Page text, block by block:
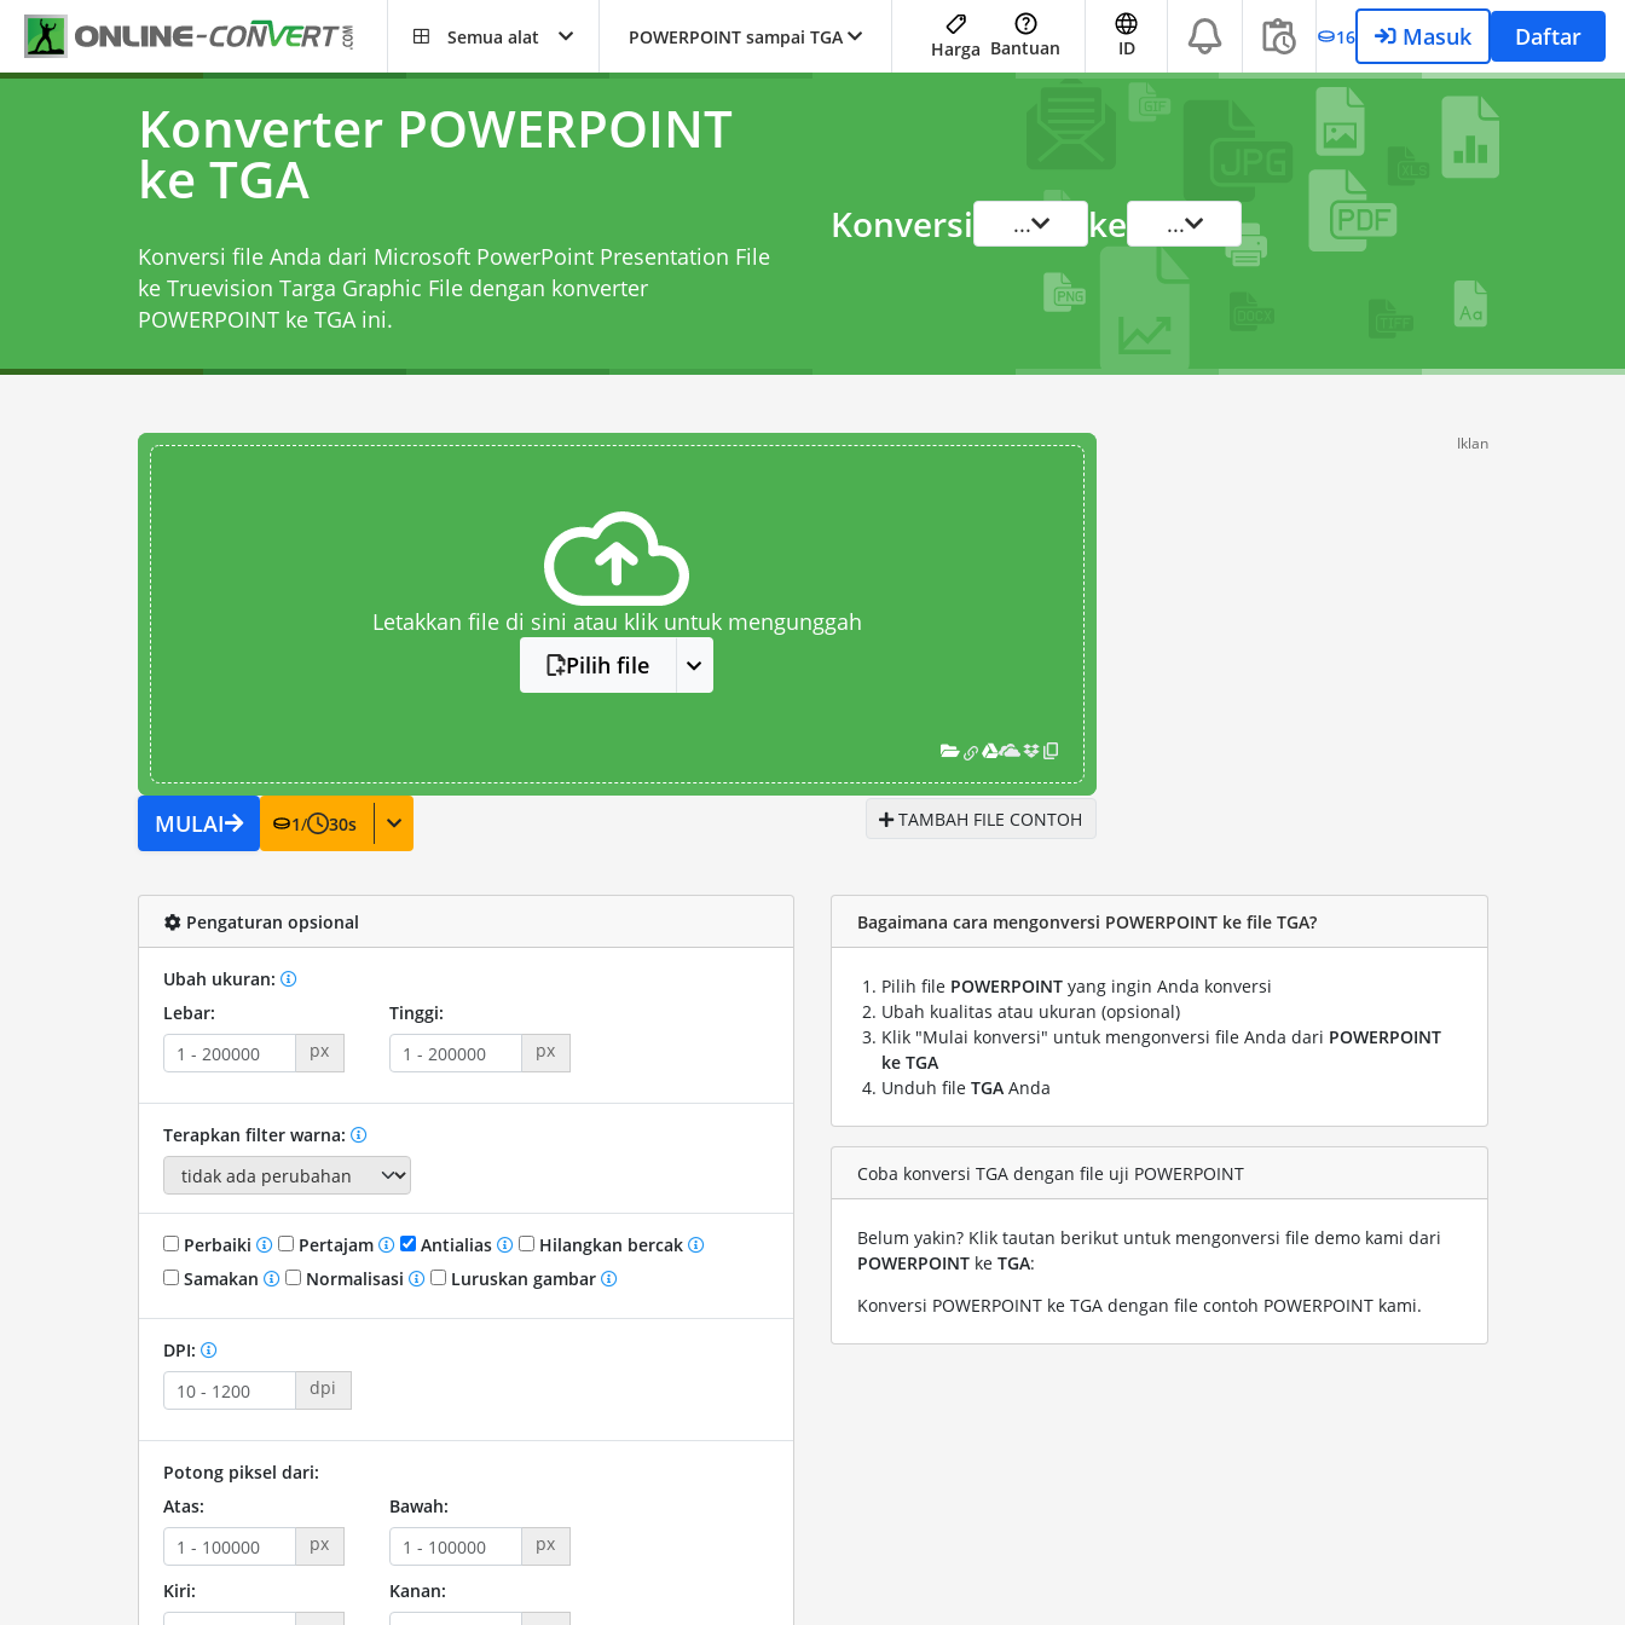
Semua alat POWERPOINT sampai TGA
Harga Bantuan ID 16 Masuk Daftar
Konverter POWERPOINT
ke TGA
Konversi file Anda dari Microsoft PowerPoint Presentation File
ke Truevision Targa Graphic File dengan konverter
POWERPOINT ke TGAini.
Konversi ... ke ...
Letakkan file di sini atau klik untuk mengunggah
Pilih file
MULAI 1/ 30s TAMBAH FILE CONTOH
Iklan
Pengaturan opsional
Ubah ukuran:
Lebar:
px
Tinggi:
px
Terapkan filter warna:
Perbaiki Pertajam Antialias
Hilangkan bercak
Samakan
Normalisasi Luruskan gambar
DPI:
dpi
Potong piksel dari:
Atas:
px
Bawah:
px
Kiri:
Kanan:
Bagaimana cara mengonversi POWERPOINT ke file TGA?
Pilih file POWERPOINT yang ingin Anda konversi
Ubah kualitas atau ukuran (opsional)
Klik "Mulai konversi" untuk mengonversi file Anda dari POWERPOINT
ke TGA
Unduh file TGA Anda
Coba konversi TGA dengan file uji POWERPOINT
Belum yakin? Klik tautan berikut untuk mengonversi file demo kami dari
POWERPOINT ke TGA:
Konversi POWERPOINT ke TGA dengan file contoh POWERPOINT kami.